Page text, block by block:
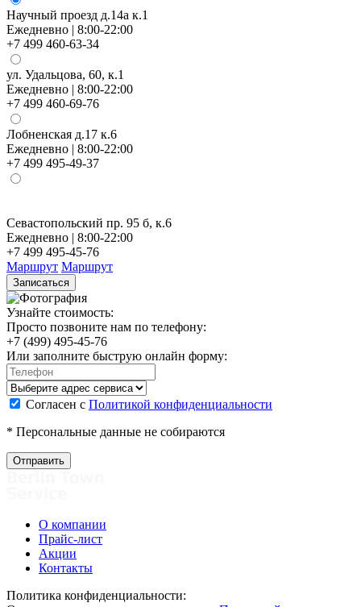
Научный проезд д.14а к.1
Ежедневно | 8:00-22:00
+7 499 460-63-34
ул. Удальцова, 60, к.1
Ежедневно | 8:00-22:00
+7 499 460-69-76
Лобненская д.17 к.6
Ежедневно | 8:00-22:00
+7 499 495-49-37
Севастопольский пр. 95 б, к.6
Ежедневно | 8:00-22:00
+7 499 495-45-76
Маршрут Маршрут
Записаться
Узнайте стоимость:
Просто позвоните нам по телефону:
+7 (499) 495-45-76
Или заполните быструю онлайн форму:
Согласен с Политикой конфиденциальности
* Персональные данные не собираются
О компании
Прайс-лист
Акции
Контакты
Политика конфиденциальности: